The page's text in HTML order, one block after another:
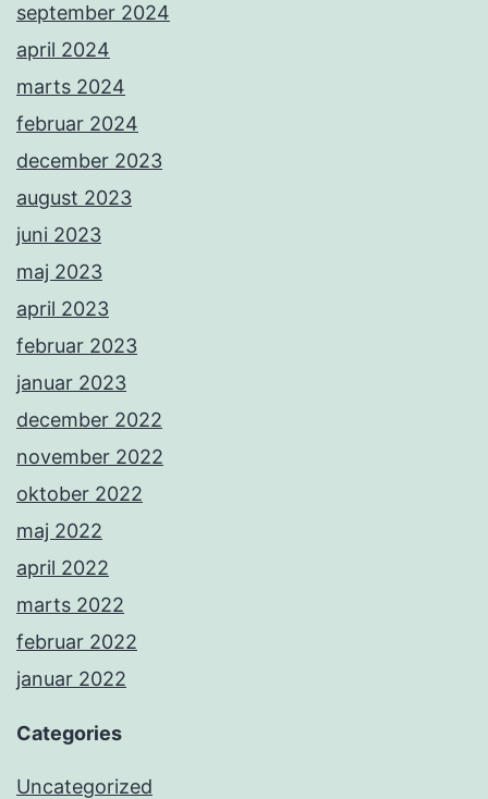
september 2024
april 2024
marts 2024
februar 2024
december 2023
august 2023
juni 2023
maj 2023
april 2023
februar 2023
januar 2023
december 2022
november 2022
oktober 2022
maj 2022
april 2022
marts 2022
februar 2022
januar 2022
Categories
Uncategorized